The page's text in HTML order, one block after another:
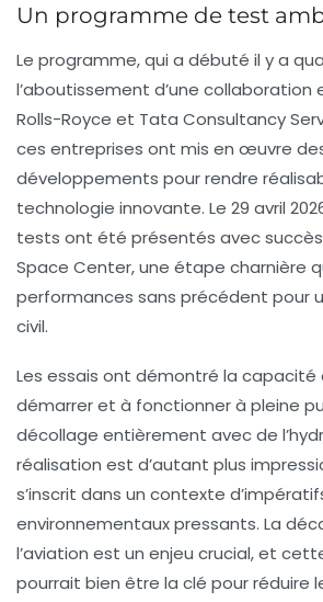
Un programme de test
Le programme, qui a débuté il y a
l’aboutissement d’une collaboration
Rolls-Royce et Tata Consultancy
ces entreprises ont mis en œuvre
développements pour rendre
technologie innovante. Le 29 avril
tests ont été présentés avec succès
Space Center, une étape charnière
performances sans précédent pour
civil.
Les essais ont démontré la capacité
démarrer et à fonctionner à pleine
décollage entièrement avec de
réalisation est d’autant plus
s’inscrit dans un contexte
environnementaux pressants. La
l’aviation est un enjeu crucial, et
pourrait bien être la clé pour réduire